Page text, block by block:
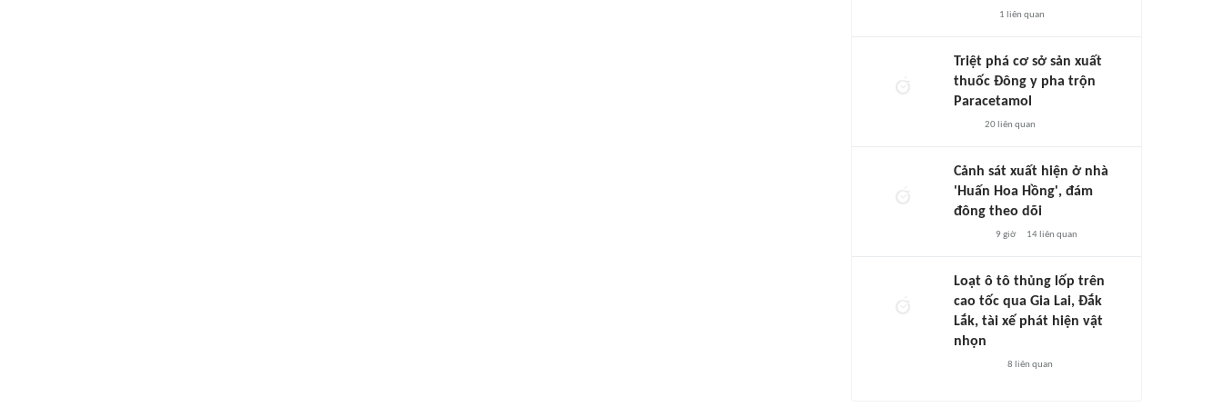
1 liên quan
Triệt phá cơ sở sản xuất
thuốc Đông y pha trộn
Paracetamol
20liên quan
Cảnh sát xuất hiện ở nhà
'Huấn Hoa Hồng', đám
đông theo dõi
9 giờ 14liên quan
Loạt ô tô thủng lốp trên
cao tốc qua Gia Lai, Đắk
Lắk, tài xế phát hiện vật
nhọn
8 liên quan